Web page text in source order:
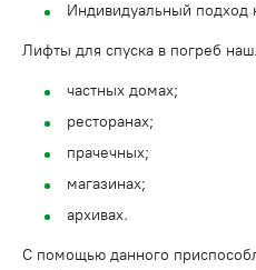
Индивидуальный подход
Лифты для спуска в погреб
частных домах;
ресторанах;
прачечных;
магазинах;
архивах.
С помощью данного